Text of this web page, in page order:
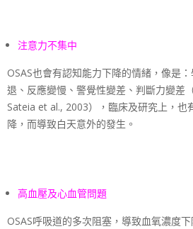
注意力不集中
OSAS也會有認知能力下降的情緒，像是
退、反應變慢、警覺性變差、判斷力變差
Sateia et al., 2003），臨床及研究上，也
降，而導致白天意外的發生。
高血壓及心血管問題
OSAS呼吸道的多次阻塞，導致血氧濃度